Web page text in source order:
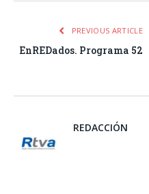
PREVIOUS ARTICLE
EnREDados. Programa 52
REDACCIÓN